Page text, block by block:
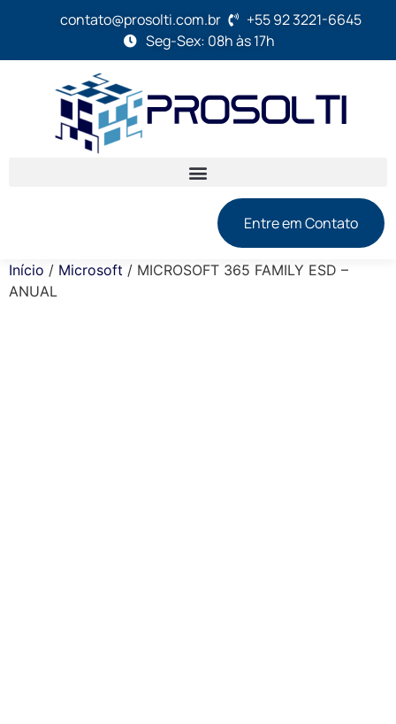
contato@prosolti.com.br
+55 92 3221-6645
Seg-Sex: 08h às 17h
Entre em Contato
Início / Microsoft / MICROSOFT 365 FAMILY ESD –
ANUAL